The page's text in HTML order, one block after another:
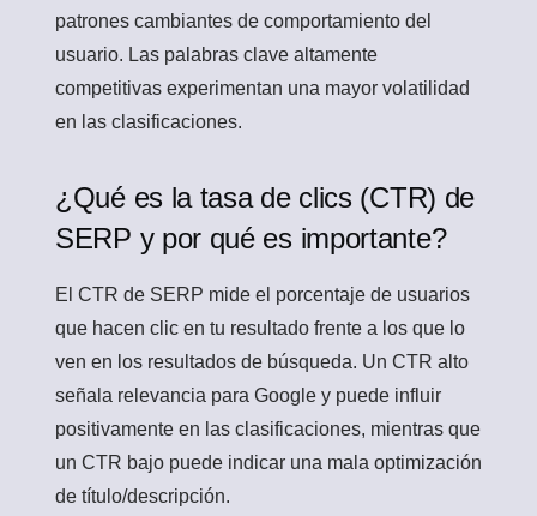
patrones cambiantes de comportamiento del
usuario. Las palabras clave altamente
competitivas experimentan una mayor volatilidad
en las clasificaciones.
¿Qué es la tasa de clics (CTR) de
SERP y por qué es importante?
El CTR de SERP mide el porcentaje de usuarios
que hacen clic en tu resultado frente a los que lo
ven en los resultados de búsqueda. Un CTR alto
señala relevancia para Google y puede influir
positivamente en las clasificaciones, mientras que
un CTR bajo puede indicar una mala optimización
de título/descripción.